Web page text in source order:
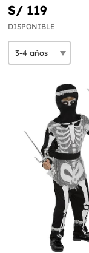
S/ 119
DISPONIBLE